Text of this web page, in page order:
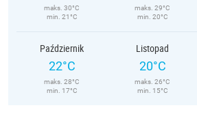
maks. 30°C
min. 21°C
maks. 29°C
min. 20°C
Październik
22°C
maks. 28°C
min. 17°C
Listopad
20°C
maks. 26°C
min. 15°C